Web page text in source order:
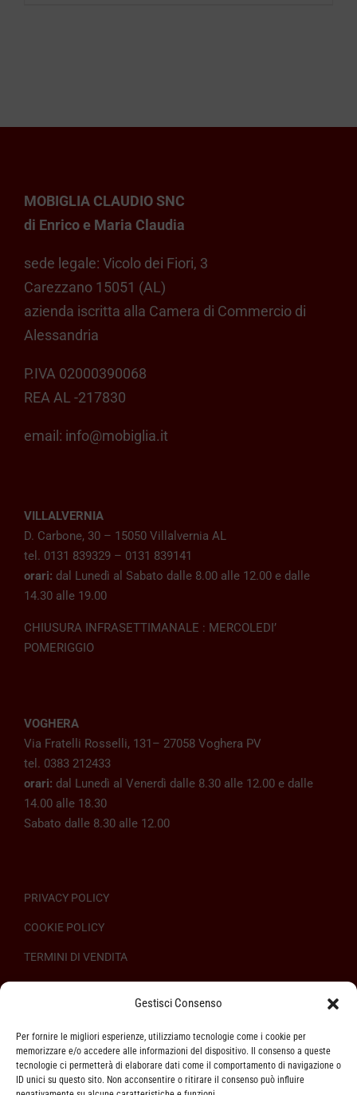
Gestisci Consenso
Per fornire le migliori esperienze, utilizziamo tecnologie come i cookie per
memorizzare e/o accedere alle informazioni del dispositivo. Il consenso a queste
tecnologie ci permetterà di elaborare dati come il comportamento di navigazione o
ID unici su questo sito. Non acconsentire o ritirare il consenso può influire
€ 439,00
del
MOBIGLIA CLAUDIO SNC
di Enrico e Maria Claudia
sede legale: Vicolo dei Fiori, 3
Carezzano 15051 (AL)
azienda iscritta alla Camera di Commercio di
Alessandria
P.IVA 02000390068
REA AL -217830
email: info@mobiglia.it
VILLALVERNIA
D. Carbone, 30 – 15050 Villalvernia AL
tel. 0131 839329 – 0131 839141
orari: dal Lunedì al Sabato dalle 8.00 alle 12.00 e dalle
14.30 alle 19.00
CHIUSURA INFRASETTIMANALE : MERCOLEDI’
POMERIGGIO
VOGHERA
Via Fratelli Rosselli, 131– 27058 Voghera PV
tel. 0383 212433
orari: dal Lunedì al Venerdì dalle 8.30 alle 12.00 e dalle
14.00 alle 18.30
Sabato dalle 8.30 alle 12.00
PRIVACY POLICY
COOKIE POLICY
TERMINI DI VENDITA
ASSISTENZA CLIENTI